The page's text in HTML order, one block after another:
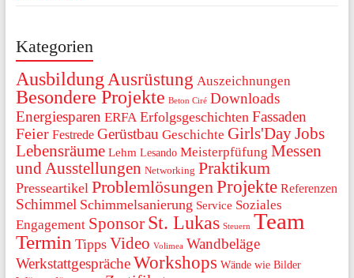
Kategorien
Ausbildung Ausrüstung Auszeichnungen
Besondere Projekte Beton Ciré Downloads
Energiesparen ERFA Erfolgsgeschichten Fassaden
Feier Festrede Gerüstbau Geschichte Girls'DayJobs
Lebensräume Lehm Lesando Meisterpfüfung Messen
und Ausstellungen Networking Praktikum
Presseartikel ProblemlösungenProjekte Referenzen
Schimmel Schimmelsanierung Service Soziales
Engagement Sponsor St. Lukas Steuern Team
Termin Tipps Video Volimea Wandbeläge
Werkstattgespräche Workshops Wände wie Bilder